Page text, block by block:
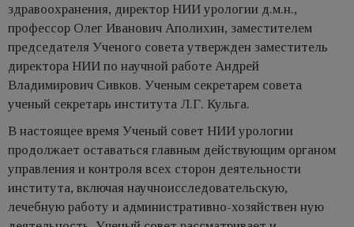
здравоохранения, директор НИИ урологии д.м.н.,
профессор Олег Иванович Аполихин, заместителем
председателя Ученого совета утвержден заместитель
директора НИИ по научной работе Андрей
Владимирович Сивков. Ученым секретарем совета
ученый секретарь института Л.Г. Кульга.
В настоящее время Ученый совет НИИ урологии
продолжает оставаться главным действующим органом
управления и контроля всех сторон деятельности
института, включая научноисследовательскую,
лечебную работу и административно-хозяйствен ную